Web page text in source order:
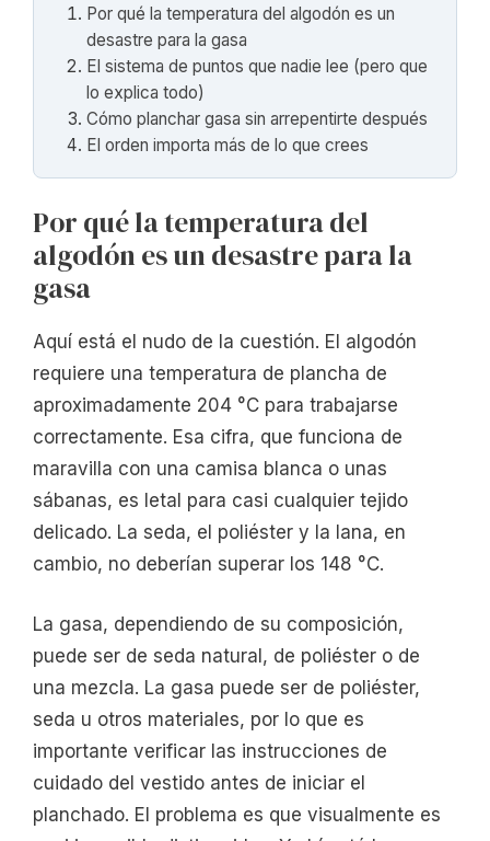
Por qué la temperatura del algodón es un
desastre para la gasa
El sistema de puntos que nadie lee (pero que
lo explica todo)
Cómo planchar gasa sin arrepentirte después
El orden importa más de lo que crees
Por qué la temperatura del
algodón es un desastre para la
gasa
Aquí está el nudo de la cuestión. El algodón
requiere una temperatura de plancha de
aproximadamente 204 °C para trabajarse
correctamente. Esa cifra, que funciona de
maravilla con una camisa blanca o unas
sábanas, es letal para casi cualquier tejido
delicado. La seda, el poliéster y la lana, en
cambio, no deberían superar los 148 °C.
La gasa, dependiendo de su composición,
puede ser de seda natural, de poliéster o de
una mezcla. La gasa puede ser de poliéster,
seda u otros materiales, por lo que es
importante verificar las instrucciones de
cuidado del vestido antes de iniciar el
planchado. El problema es que visualmente es